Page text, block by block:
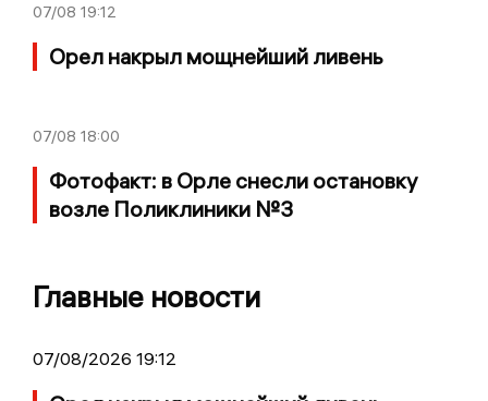
07/08 19:12
Орел накрыл мощнейший ливень
07/08 18:00
Фотофакт: в Орле снесли остановку
возле Поликлиники №3
Главные новости
07/08/2026 19:12